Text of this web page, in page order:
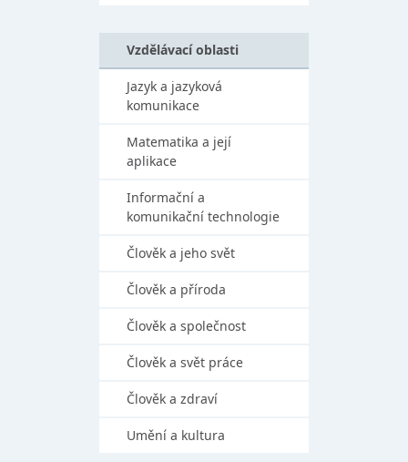
Vzdělávací oblasti
Jazyk a jazyková
komunikace
Matematika a její
aplikace
Informační a
komunikační technologie
Člověk a jeho svět
Člověk a příroda
Člověk a společnost
Člověk a svět práce
Člověk a zdraví
Umění a kultura